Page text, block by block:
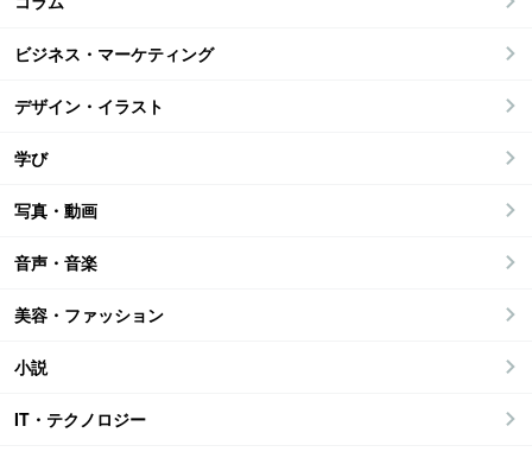
ビジネス・マーケティング
デザイン・イラスト
学び
写真・動画
音声・音楽
美容・ファッション
小説
IT・テクノロジー